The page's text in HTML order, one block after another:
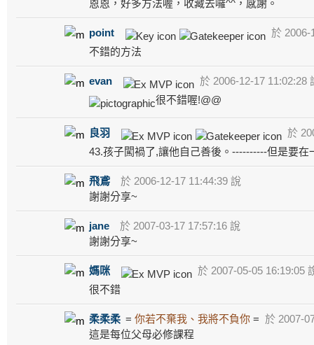
恩恩，好多方法喔，收藏去囉^^，感謝。
point
於 2006-
不錯的方法
evan
於 2006-12-17 11:02:28
很不錯喔!@@
良羽
於
43.孩子闖禍了,讓他自己善後。----------但是要在
飛鳶
於 2006-12-17 11:44:39 說
謝謝分享~
jane
於 2007-03-17 17:57:16 說
謝謝分享~
媽咪
於 2007-05-05 16:19:05
很不錯
柔柔柔 =你若不棄我、我將不負你 = 於 2007-
這是每位父母必修課程